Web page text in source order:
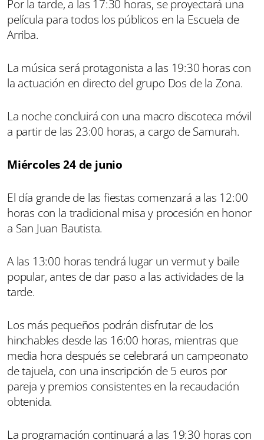
Por la tarde, a las 17:30 horas, se proyectará una
película para todos los públicos en la Escuela de
Arriba.
La música será protagonista a las 19:30 horas con
la actuación en directo del grupo Dos de la Zona.
La noche concluirá con una macro discoteca móvil
a partir de las 23:00 horas, a cargo de Samurah.
Miércoles 24 de junio
El día grande de las fiestas comenzará a las 12:00
horas con la tradicional misa y procesión en honor
a San Juan Bautista.
A las 13:00 horas tendrá lugar un vermut y baile
popular, antes de dar paso a las actividades de la
tarde.
Los más pequeños podrán disfrutar de los
hinchables desde las 16:00 horas, mientras que
media hora después se celebrará un campeonato
de tajuela, con una inscripción de 5 euros por
pareja y premios consistentes en la recaudación
obtenida.
La programación continuará a las 19:30 horas con